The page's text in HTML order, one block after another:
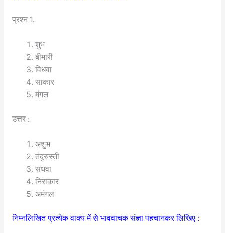
प्रश्न 1.
शुभ
बीमारी
विधवा
साकार
मंगल
उत्तर :
अशुभ
तंदुरुस्ती
सधवा
निराकार
अमंगल
निम्नलिखित प्रत्येक वाक्य में से भाववाचक संज्ञा पहचानकर लिखिए :